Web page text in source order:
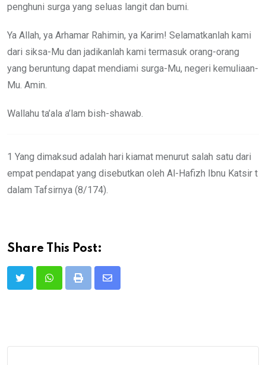
penghuni surga yang seluas langit dan bumi.
Ya Allah, ya Arhamar Rahimin, ya Karim! Selamatkanlah kami
dari siksa-Mu dan jadikanlah kami termasuk orang-orang
yang beruntung dapat mendiami surga-Mu, negeri kemuliaan-
Mu. Amin.
Wallahu ta’ala a’lam bish-shawab.
1 Yang dimaksud adalah hari kiamat menurut salah satu dari
empat pendapat yang disebutkan oleh Al-Hafizh Ibnu Katsir t
dalam Tafsirnya (8/174).
Share This Post:
Print
Share